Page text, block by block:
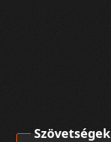
Szövetségek